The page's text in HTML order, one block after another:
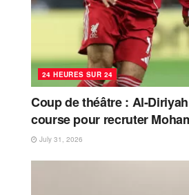
24 HEURES SUR 24
Coup de théâtre : Al-
course pour recruter
July 31, 2026